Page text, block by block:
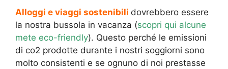
Alloggi e viaggi sostenibili dovrebbero essere
la nostra bussola in vacanza (scopri qui alcune
mete eco-friendly). Questo perché le emissioni
di co2 prodotte durante i nostri soggiorni sono
molto consistenti e se ognuno di noi prestasse